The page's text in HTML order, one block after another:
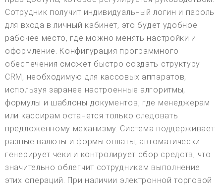
Сотрудник получит индивидуальный логин и пароль
для входа в личный кабинет, это будет удобное
рабочее место, где можно менять настройки и
оформление. Конфигурация программного
обеспечения сможет быстро создать структуру
CRM, необходимую для кассовых аппаратов,
используя заранее настроенные алгоритмы,
формулы и шаблоны документов, где менеджерам
или кассирам останется только следовать
предложенному механизму. Система поддерживает
разные валюты и формы оплаты, автоматически
генерирует чеки и контролирует сбор средств, что
значительно облегчит сотрудникам выполнение
этих операций. При наличии электронной торговой